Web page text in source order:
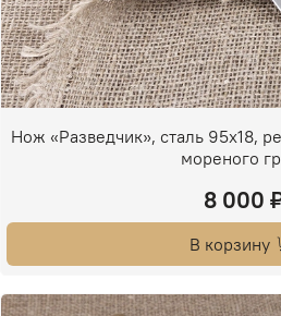
Нож «Разведчик», сталь 95х18,
мореного
8 000
В корзину